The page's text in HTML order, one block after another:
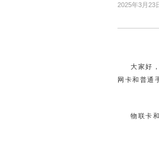
2025年3月23
大家好
网卡和普通
物联卡